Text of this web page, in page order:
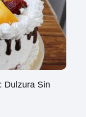
Dulzura Sin